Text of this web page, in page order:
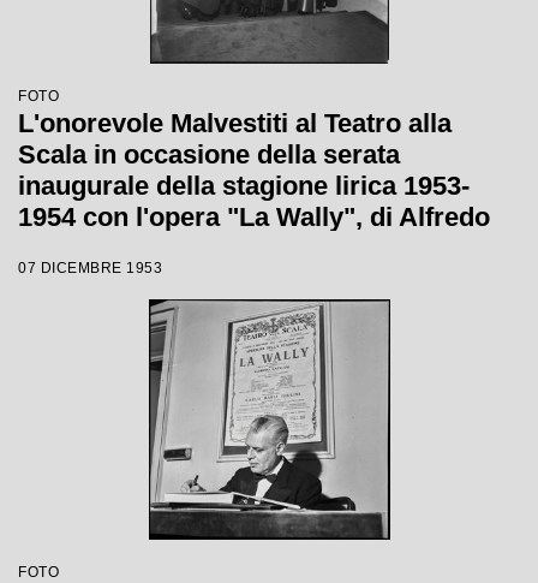
FOTO
L'onorevole Malvestiti al Teatro alla
Scala in occasione della serata
inaugurale della stagione lirica 1953-
1954 con l'opera "La Wally", di Alfredo
con la regia di Tatiana Pavlova
07 DICEMBRE 1953
FOTO